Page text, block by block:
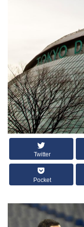
Twitter
Pocket